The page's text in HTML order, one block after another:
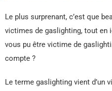
Le plus surprenant, c’est que
victimes de gaslighting, tout en
vous pu être victime de
compte ?
Le terme gaslighting vient d’un